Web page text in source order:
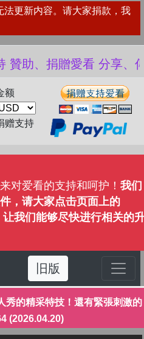
更新内容。请大家捐款，我
、捐贈愛看 分享、傳播
额
赠支持
对爱看的支持和呵护！ 我们
，请大家点击页面上的
我们能够尽快进行相关的
旧版
秀的精采特技！還有緊張刺激的
(2026.04.20)